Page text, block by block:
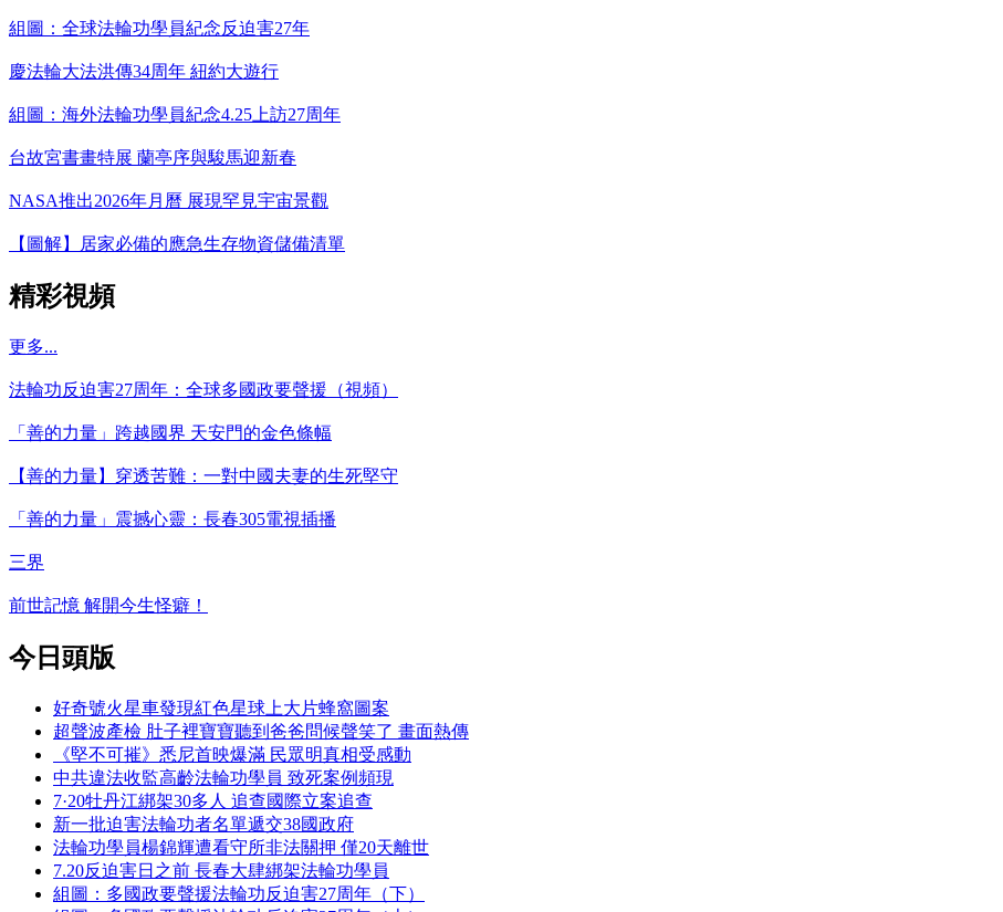
組圖：全球法輪功學員紀念反迫害27年
慶法輪大法洪傳34周年 紐約大遊行
組圖：海外法輪功學員紀念4.25上訪27周年
台故宮書畫特展 蘭亭序與駿馬迎新春
NASA推出2026年月曆 展現罕見宇宙景觀
【圖解】居家必備的應急生存物資儲備清單
精彩視頻
更多...
法輪功反迫害27周年：全球多國政要聲援（視頻）
「善的力量」跨越國界 天安門的金色條幅
【善的力量】穿透苦難：一對中國夫妻的生死堅守
「善的力量」震撼心靈：長春305電視插播
三界
前世記憶 解開今生怪癖！
今日頭版
好奇號火星車發現紅色星球上大片蜂窩圖案
超聲波產檢 肚子裡寶寶聽到爸爸問候聲笑了 畫面熱傳
《堅不可摧》悉尼首映爆滿 民眾明真相受感動
中共違法收監高齡法輪功學員 致死案例頻現
7·20牡丹江綁架30多人 追查國際立案追查
新一批迫害法輪功者名單遞交38國政府
法輪功學員楊錦輝遭看守所非法關押 僅20天離世
7.20反迫害日之前 長春大肆綁架法輪功學員
組圖：多國政要聲援法輪功反迫害27周年（下）